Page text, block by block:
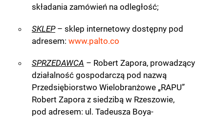
składania zamówień na odległość;
SKLEP– sklep internetowy dostępny pod
adresem: www.palto.co
SPRZEDAWCA – Robert Zapora, prowadzący
działalność gospodarczą pod nazwą
Przedsiębiorstwo Wielobranżowe „RAPU”
Robert Zapora z siedzibą w Rzeszowie,
pod adresem: ul. Tadeusza Boya-